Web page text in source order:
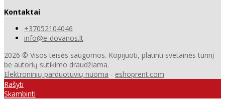
Kontaktai
+37052104046
info@e-dovanos.lt
2026 © Visos teisės saugomos. Kopijuoti, platinti svetainės turinį
be autorių sutikimo draudžiama.
Elektroninių parduotuvių nuoma - eshoprent.com
Rašyti
Skambinti